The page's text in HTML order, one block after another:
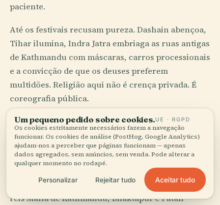
paciente.
Até os festivais recusam pureza. Dashain abençoa,
Tihar ilumina, Indra Jatra embriaga as ruas antigas
de Kathmandu com máscaras, carros processionais
e a convicção de que os deuses preferem
multidões. Religião aqui não é crença privada. É
coreografia pública.
Tijolo, Madeira e Vaidade
Competitiva
A grande arquitetura do Nepal muitas vezes parece
devocional e é, em parte, malícia competitiva. Os
reis Malla de Kathmandu, Bhaktapur e Patan
Um pequeno pedido sobre cookies.UE · RGPD
Os cookies estritamente necessários fazem a navegação
funcionar. Os cookies de análise (PostHog, Google Analytics)
ajudam-nos a perceber que páginas funcionam — apenas
dados agregados, sem anúncios, sem venda. Pode alterar a
qualquer momento no rodapé.
Personalizar Rejeitar tudo Aceitar tudo